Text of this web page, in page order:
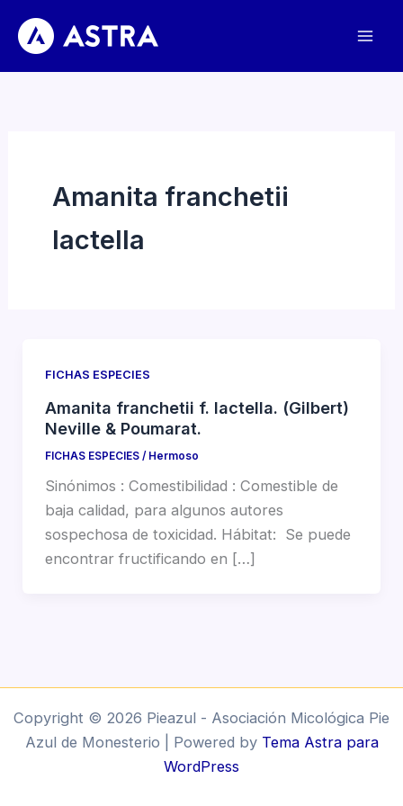
contenido
Amanita franchetii
lactella
FICHAS ESPECIES
Amanita franchetii f. lactella. (Gilbert)
Neville & Poumarat.
FICHAS ESPECIES/ Hermoso
Sinónimos : Comestibilidad : Comestible de
baja calidad, para algunos autores
sospechosa de toxicidad. Hábitat: Se puede
encontrar fructificando en […]
Copyright © 2026 Pieazul - Asociación Micológica Pie
Azul de Monesterio | Powered by Tema Astra para
WordPress